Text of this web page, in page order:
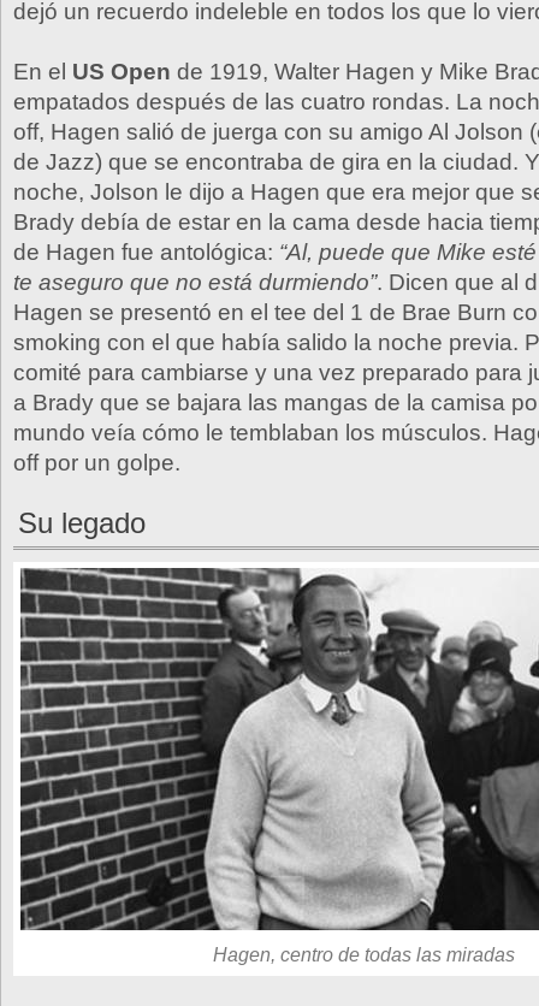
dejó un recuerdo indeleble en todos los que lo
En el US Open de 1919, Walter Hagen y Mike
empatados después de las cuatro rondas. La
off, Hagen salió de juerga con su amigo Al Jolson
de Jazz) que se encontraba de gira en la ciudad.
noche, Jolson le dijo a Hagen que era mejor que
Brady debía de estar en la cama desde hacia
de Hagen fue antológica: “Al, puede que Mike
te aseguro que no está durmiendo”. Dicen que al
Hagen se presentó en el tee del 1 de Brae Burn
smoking con el que había salido la noche previa.
comité para cambiarse y una vez preparado para
a Brady que se bajara las mangas de la camisa
mundo veía cómo le temblaban los músculos.
off por un golpe.
Su legado
Hagen, centro de todas las miradas